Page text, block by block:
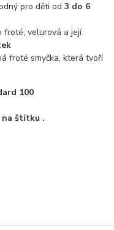
pro děti od 3 do 6
froté, velurová a její
froté smyčka, která tvoří
100
na štítku .